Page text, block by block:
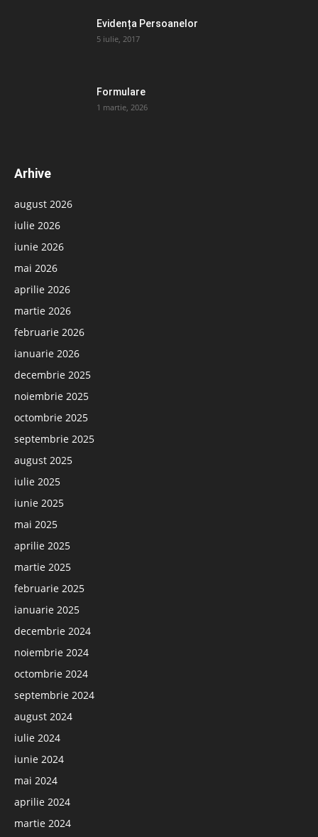
Evidența Persoanelor
5 iulie, 2017
Formulare
1 martie, 2026
Arhive
august 2026
iulie 2026
iunie 2026
mai 2026
aprilie 2026
martie 2026
februarie 2026
ianuarie 2026
decembrie 2025
noiembrie 2025
octombrie 2025
septembrie 2025
august 2025
iulie 2025
iunie 2025
mai 2025
aprilie 2025
martie 2025
februarie 2025
ianuarie 2025
decembrie 2024
noiembrie 2024
octombrie 2024
septembrie 2024
august 2024
iulie 2024
iunie 2024
mai 2024
aprilie 2024
martie 2024